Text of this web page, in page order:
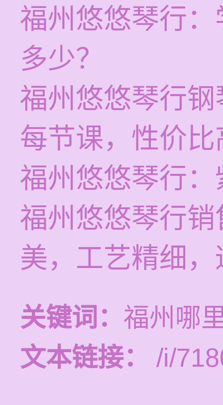
福州悠悠琴行
多少？
福州悠悠琴行
每节课，性价比
福州悠悠琴行
福州悠悠琴行
美，工艺精细
关键词： 福州哪
文本链接：
/i/